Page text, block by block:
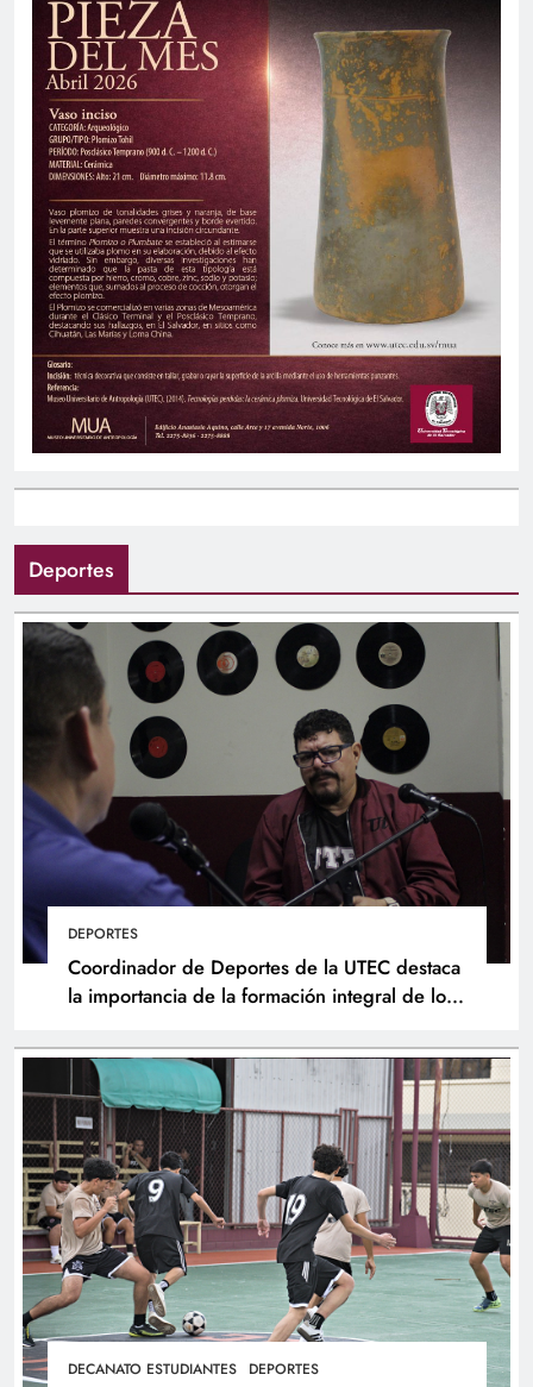
Deportes
DEPORTES
Coordinador de Deportes de la UTEC destaca
la importancia de la formación integral de los
DECANATO ESTUDIANTES DEPORTES